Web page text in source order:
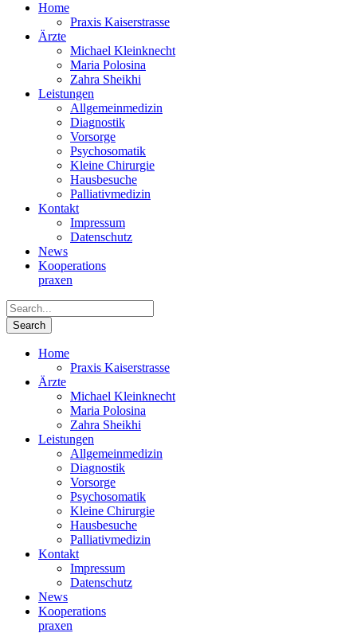
Home
Praxis Kaiserstrasse
Ärzte
Michael Kleinknecht
Maria Polosina
Zahra Sheikhi
Leistungen
Allgemeinmedizin
Diagnostik
Vorsorge
Psychosomatik
Kleine Chirurgie
Hausbesuche
Palliativmedizin
Kontakt
Impressum
Datenschutz
News
Kooperations­
praxen
Home
Praxis Kaiserstrasse
Ärzte
Michael Kleinknecht
Maria Polosina
Zahra Sheikhi
Leistungen
Allgemeinmedizin
Diagnostik
Vorsorge
Psychosomatik
Kleine Chirurgie
Hausbesuche
Palliativmedizin
Kontakt
Impressum
Datenschutz
News
Kooperations­
praxen